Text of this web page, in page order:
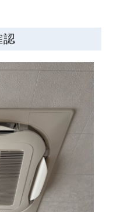
認